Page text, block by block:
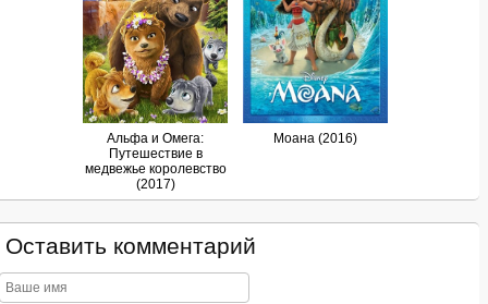
Альфа и Омега:
Путешествие в
медвежье королевство
(2017)
Моана (2016)
Оставить комментарий